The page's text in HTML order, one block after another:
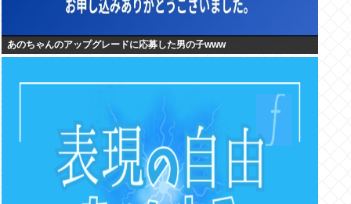
あのちゃんのアップグレードに応募した男の子www